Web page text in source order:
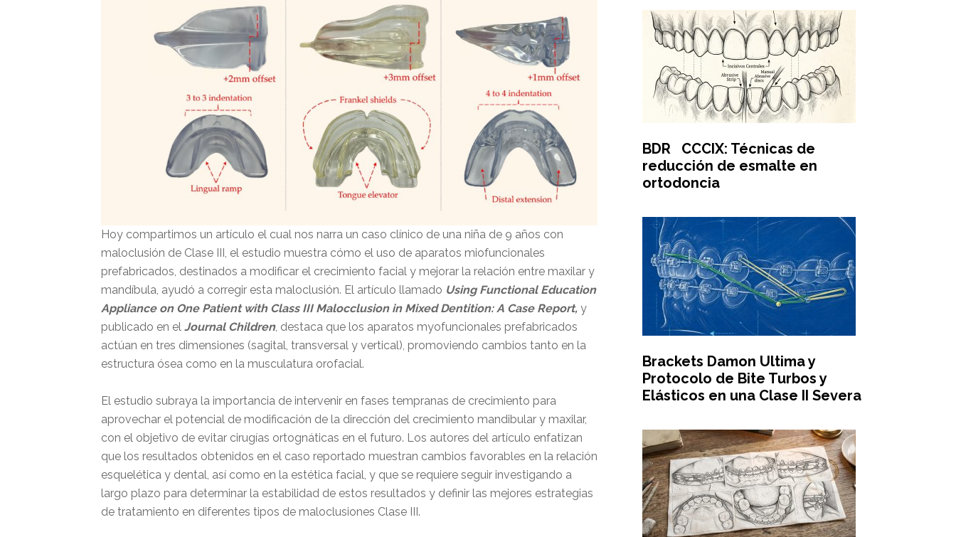
Hoy compartimos un artículo el cual nos narra un caso clínico de una niña de 9 años con
maloclusión de Clase III, el estudio muestra cómo el uso de aparatos miofuncionales
prefabricados, destinados a modificar el crecimiento facial y mejorar la relación entre maxilar y
mandíbula, ayudó a corregir esta maloclusión. El artículo llamado Using Functional Education
Appliance on One Patient with Class III Malocclusion in Mixed Dentition: A Case Report, y
publicado en el Journal Children, destaca que los aparatos myofuncionales prefabricados
actúan en tres dimensiones (sagital, transversal y vertical), promoviendo cambios tanto en la
estructura ósea como en la musculatura orofacial.
El estudio subraya la importancia de intervenir en fases tempranas de crecimiento para
aprovechar el potencial de modificación de la dirección del crecimiento mandibular y maxilar,
con el objetivo de evitar cirugías ortognáticas en el futuro. Los autores del artículo enfatizan
que los resultados obtenidos en el caso reportado muestran cambios favorables en la relación
esquelética y dental, así como en la estética facial, y que se requiere seguir investigando a
largo plazo para determinar la estabilidad de estos resultados y definir las mejores estrategias
de tratamiento en diferentes tipos de maloclusiones Clase III.
BDR CCCIX: Técnicas de
reducción de esmalte en
ortodoncia
Brackets Damon Ultima y
Protocolo de Bite Turbos y
Elásticos en una Clase II Severa